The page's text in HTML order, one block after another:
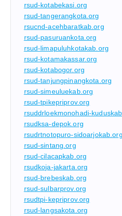
rsud-kotabekasi.org
rsud-tangerangkota.org
rsucnd-acehbaratkab.org
rsud-pasuruankota.org
rsud-limapuluhkotakab.org
rsud-kotamakassar.org
rsud-kotabogor.org
rsud-tanjungpinangkota.org
rsud-simeuluekab.org
rsud-tpikepriprov.org
rsuddrloekmonohadi-
rsudksa-depok.org
rsudrtnotopuro-sidoarjokab.org
rsud-sintang.org
rsud-cilacapkab.org
rsudkoja-jakarta.org
rsud-brebeskab.org
rsud-sulbarprov.org
rsudtpi-kepriprov.org
rsud-langsakota.org